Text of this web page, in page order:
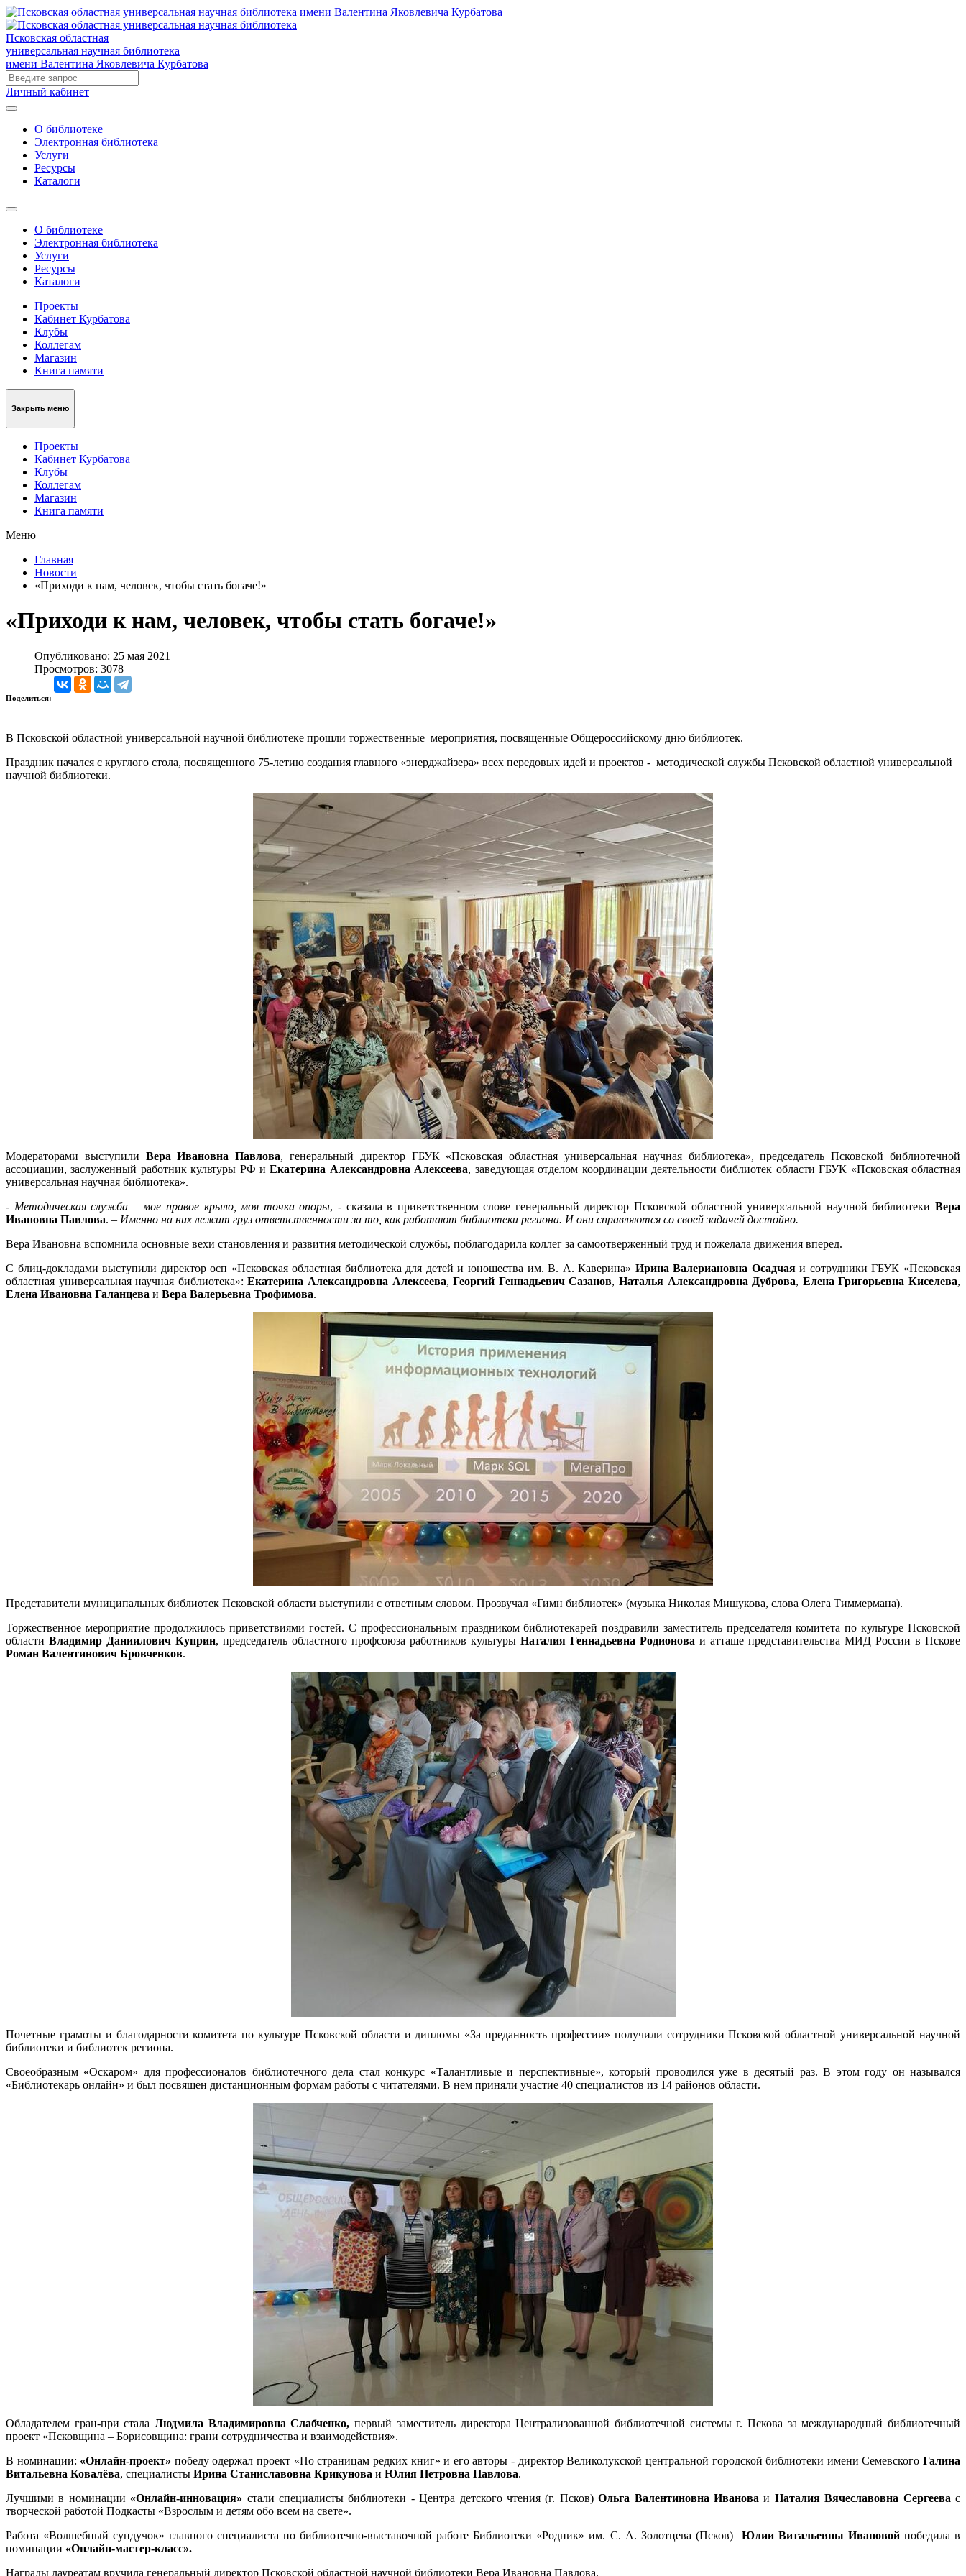
Псковская областная
универсальная научная библиотека
имени Валентина Яковлевича Курбатова
Личный кабинет
О библиотеке
Электронная библиотека
Услуги
Ресурсы
Каталоги
О библиотеке
Электронная библиотека
Услуги
Ресурсы
Каталоги
Проекты
Кабинет Курбатова
Клубы
Коллегам
Магазин
Книга памяти
Закрыть меню
Проекты
Кабинет Курбатова
Клубы
Коллегам
Магазин
Книга памяти
Меню
Главная
Новости
«Приходи к нам, человек, чтобы стать богаче!»
«Приходи к нам, человек, чтобы стать богаче!»
Опубликовано: 25 мая 2021
Просмотров: 3078
Поделиться:
В Псковской областной универсальной научной библиотеке прошли торжественные мероприятия, посвященные Общероссийскому дню библиотек.
Праздник начался с круглого стола, посвященного 75-летию создания главного «энерджайзера» всех передовых идей и проектов - методической службы Псковской областной универсальной
научной библиотеки.
Модераторами выступили Вера Ивановна Павлова, генеральный директор ГБУК «Псковская областная универсальная научная библиотека», председатель Псковской библиотечной
ассоциации, заслуженный работник культуры РФ иЕкатерина Александровна Алексеева, заведующая отделом координации деятельности библиотек области ГБУК «Псковская областная
универсальная научная библиотека».
- Методическая служба – мое правое крыло, моя точка опоры, - сказала в приветственном слове генеральный директор Псковской областной универсальной научной библиотекиВера
Ивановна Павлова. – Именно на них лежит груз ответственности за то, как работают библиотеки региона. И они справляются со своей задачей достойно.
Вера Ивановна вспомнила основные вехи становления и развития методической службы, поблагодарила коллег за самоотверженный труд и пожелала движения вперед.
С блиц-докладами выступили директор осп «Псковская областная библиотека для детей и юношества им. В. А. Каверина» Ирина Валериановна Осадчаяи сотрудники ГБУК «Псковская
областная универсальная научная библиотека»:Екатерина Александровна Алексеева,Георгий Геннадьевич Сазанов,Наталья Александровна Дуброва, Елена Григорьевна Киселева,
Елена Ивановна Галанцева и Вера Валерьевна Трофимова.
Представители муниципальных библиотек Псковской области выступили с ответным словом. Прозвучал «Гимн библиотек» (музыка Николая Мишукова, слова Олега Тиммермана).
Торжественное мероприятие продолжилось приветствиями гостей. С профессиональным праздником библиотекарей поздравили заместитель председателя комитета по культуре Псковской
области Владимир Даниилович Куприн, председатель областного профсоюза работников культуры Наталия Геннадьевна Родионова и атташе представительства МИД России в Пскове
Роман Валентинович Бровченков.
Почетные грамоты и благодарности комитета по культуре Псковской области и дипломы «За преданность профессии» получили сотрудники Псковской областной универсальной научной
библиотеки и библиотек региона.
Своеобразным «Оскаром» для профессионалов библиотечного дела стал конкурс «Талантливые и перспективные», который проводился уже в десятый раз. В этом году он назывался
«Библиотекарь онлайн» и был посвящен дистанционным формам работы с читателями. В нем приняли участие 40 специалистов из 14 районов области.
Обладателем гран-при сталаЛюдмила Владимировна Слабченко, первый заместитель директора Централизованной библиотечной системы г. Пскова за международный библиотечный
проект «Псковщина – Борисовщина: грани сотрудничества и взаимодействия».
В номинации: «Онлайн-проект» победу одержал проект «По страницам редких книг» и его авторы - директор Великолукской центральной городской библиотеки имени СемевскогоГалина
Витальевна Ковалёва, специалисты Ирина Станиславовна Крикунова и Юлия Петровна Павлова.
Лучшими в номинации «Онлайн-инновация» стали специалисты библиотеки - Центра детского чтения (г. Псков)Ольга Валентиновна Иванова и Наталия Вячеславовна Сергеева с
творческой работой Подкасты «Взрослым и детям обо всем на свете».
Работа «Волшебный сундучок» главного специалиста по библиотечно-выставочной работе Библиотеки «Родник» им. С. А. Золотцева (Псков) Юлии Витальевны Ивановойпобедила в
номинации «Онлайн-мастер-класс».
Награды лауреатам вручила генеральный директор Псковской областной научной библиотеки Вера Ивановна Павлова.